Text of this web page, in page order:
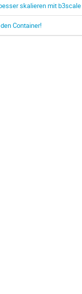
skalieren mit b3scale
Container!